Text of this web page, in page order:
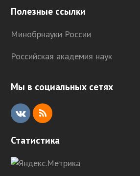
Полезные ссылки
Минобрнауки России
Российская академия наук
Мы в социальных сетях
V
R
Статистика